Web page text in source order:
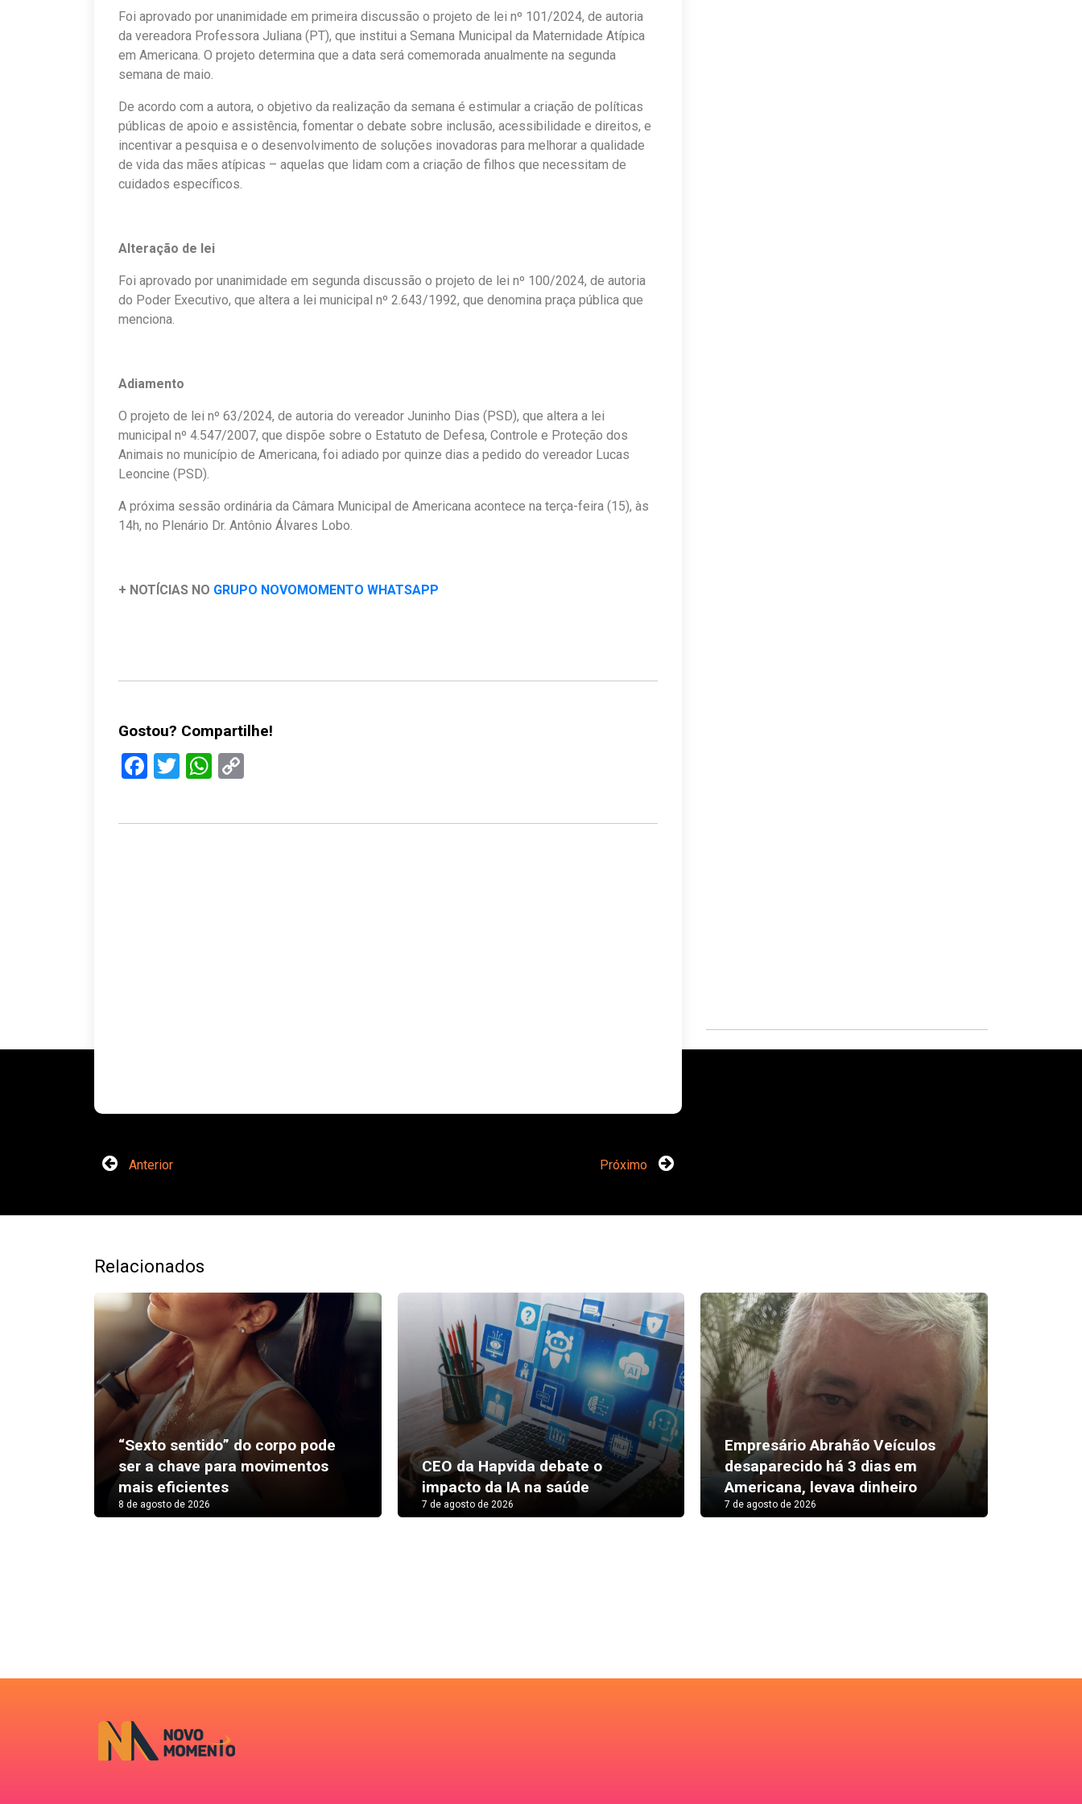
Foi aprovado por unanimidade em primeira discussão o projeto de lei nº 101/2024, de autoria
da vereadora Professora Juliana (PT), que institui a Semana Municipal da Maternidade Atípica
em Americana. O projeto determina que a data será comemorada anualmente na segunda
semana de maio.
De acordo com a autora, o objetivo da realização da semana é estimular a criação de políticas
públicas de apoio e assistência, fomentar o debate sobre inclusão, acessibilidade e direitos, e
incentivar a pesquisa e o desenvolvimento de soluções inovadoras para melhorar a qualidade
de vida das mães atípicas – aquelas que lidam com a criação de filhos que necessitam de
cuidados específicos.
Alteração de lei
Foi aprovado por unanimidade em segunda discussão o projeto de lei nº 100/2024, de autoria
do Poder Executivo, que altera a lei municipal nº 2.643/1992, que denomina praça pública que
menciona.
Adiamento
O projeto de lei nº 63/2024, de autoria do vereador Juninho Dias (PSD), que altera a lei
municipal nº 4.547/2007, que dispõe sobre o Estatuto de Defesa, Controle e Proteção dos
Animais no município de Americana, foi adiado por quinze dias a pedido do vereador Lucas
Leoncine (PSD).
A próxima sessão ordinária da Câmara Municipal de Americana acontece na terça-feira (15), às
14h, no Plenário Dr. Antônio Álvares Lobo.
+ NOTÍCIAS NO GRUPO NOVOMOMENTO WHATSAPP
Gostou? Compartilhe!
Facebook
TwitterWhatsApp
Anterior Próximo
Relacionados
“Sexto sentido” do corpo pode
ser a chave para movimentos
mais eficientes
8 de agosto de 2026
CEO da Hapvida debate o
impacto da IA na saúde
7 de agosto de 2026
Empresário Abrahão Veículos
desaparecido há 3 dias em
Americana, levava dinheiro
7 de agosto de 2026